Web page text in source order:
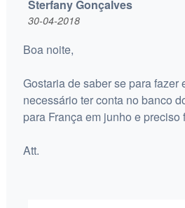
Sterfany Gonçalves
30-04-2018
Boa noite,
Gostaria de saber se para fazer
necessário ter conta no banco
para França em junho e preciso
Att.